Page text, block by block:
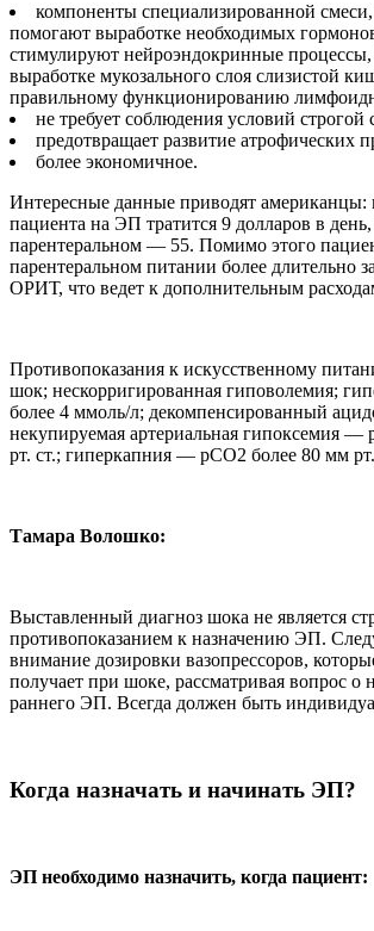
компоненты специализированной
помогают выработке необходимых
стимулируют нейроэндокринные процессы,
выработке мукозального слоя слизистой
правильному функционированию
не требует соблюдения условий строгой
предотвращает развитие атрофических
более экономичное.
Интересные данные приводят американцы:
пациента на ЭП тратится 9 долларов в день,
парентеральном — 55. Помимо этого
парентеральном питании более длительно
ОРИТ, что ведет к дополнительным
Противопоказания к искусственному
шок; нескорригированная гиповолемия;
более 4 ммоль/л; декомпенсированный
некупируемая артериальная гипоксемия
рт. ст.; гиперкапния — рСО2 более 80 мм рт.
Тамара Волошко:
Выставленный диагноз шока не является
противопоказанием к назначению ЭП.
внимание дозировки вазопрессоров,
получает при шоке, рассматривая вопрос о
раннего ЭП. Всегда должен быть
Когда назначать и начинать ЭП?
ЭП необходимо назначить, когда пациент: